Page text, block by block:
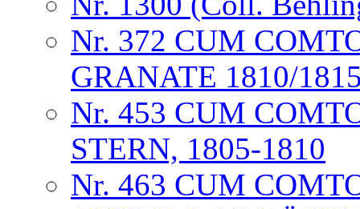
Nr. 372 CUM
GRANATE 1810/
Nr. 453 CUM
STERN, 1805-1810
Nr. 463 CUM